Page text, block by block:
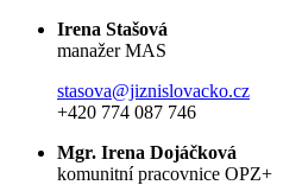
Irena Stašová
manažer MAS
stasova@jiznislovacko.cz
+420 774 087 746
Mgr. Irena Dojáčková
komunitní pracovnice OPZ+